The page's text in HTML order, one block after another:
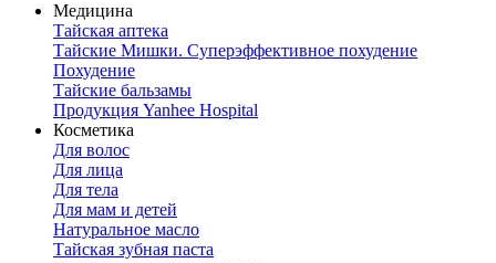
Медицина
Тайская аптека
Тайские Мишки. Суперэффективное похудение
Похудение
Тайские бальзамы
Продукция Yanhee Hospital
Косметика
Для волос
Для лица
Для тела
Для мам и детей
Натуральное масло
Тайская зубная паста